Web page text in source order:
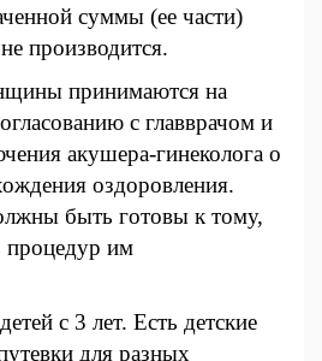
суммы (ее части)
производится.
принимаются на
с главврачом и
акушера-гинеколога о
оздоровления.
быть готовы к тому,
процедур им
с 3 лет. Есть детские
для разных